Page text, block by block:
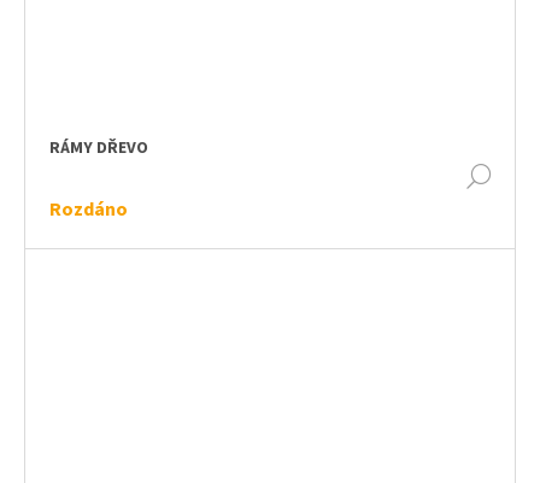
RÁMY DŘEVO
Rozdáno